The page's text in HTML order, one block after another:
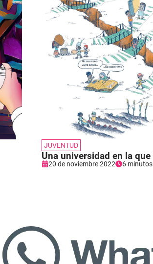
JUVENTUD
Una universidad en la
20 de noviembre 2022 6 minutos